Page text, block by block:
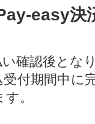
easy決
確認後とな
付期間中に
。